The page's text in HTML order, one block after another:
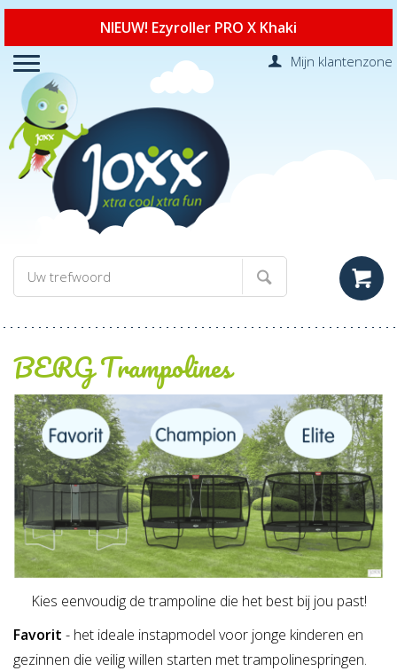
NIEUW! Ezyroller PRO X Khaki
Mijn klantenzone
BERG Trampolines
Kies eenvoudig de trampoline die het best bij jou past!
Favorit - het ideale instapmodel voor jonge kinderen en
gezinnen die veilig willen starten met trampolinespringen.